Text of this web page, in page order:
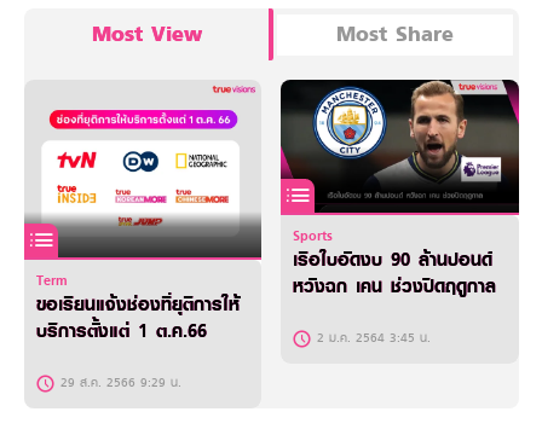
Most View Most Share
Term
ขอเรียนแจ้งช่องที่ยุติการให้
บริการตั้งแต่ 1 ต.ค.66
29 ส.ค. 2566 9:29 น.
Sports
เรือใบอัดงบ 90 ล้านปอนด์
หวังฉก เคน ช่วงปิดฤดูกาล
2 ม.ค. 2564 3:45 น.